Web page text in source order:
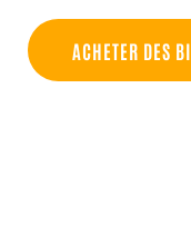
ACHETER DES